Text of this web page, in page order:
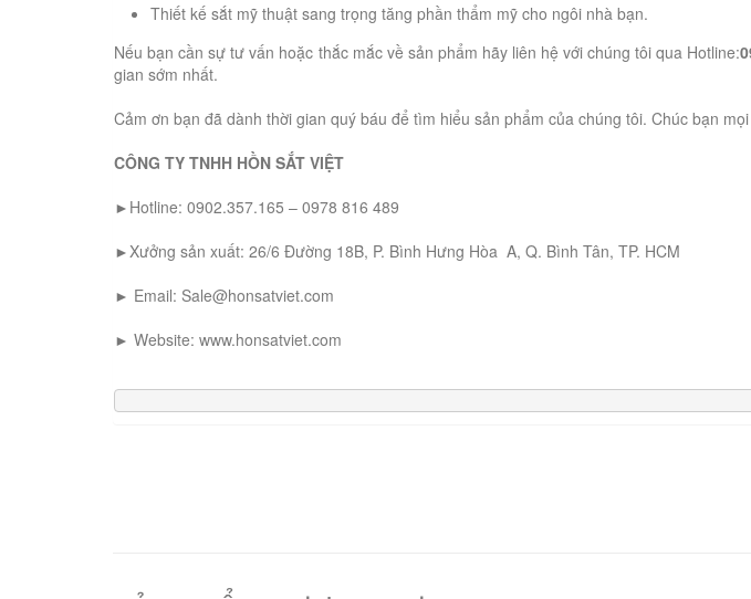
Thiết kế sắt mỹ thuật sang trọng tăng phần thẩm mỹ cho ngôi nhà bạn.
Nếu bạn cần sự tư vấn hoặc thắc mắc về sản phẩm hãy liên hệ với chúng tôi qua Hotline:
gian sớm nhất.
Cảm ơn bạn đã dành thời gian quý báu để tìm hiểu sản phẩm của chúng tôi. Chúc bạn
CÔNG TY TNHH HỒN SẮT VIỆT
►Hotline: 0902.357.165 – 0978 816 489
►Xưởng sản xuất: 26/6 Đường 18B, P. Bình Hưng Hòa A, Q. Bình Tân, TP. HCM
► Email: Sale@honsatviet.com
► Website: www.honsatviet.com